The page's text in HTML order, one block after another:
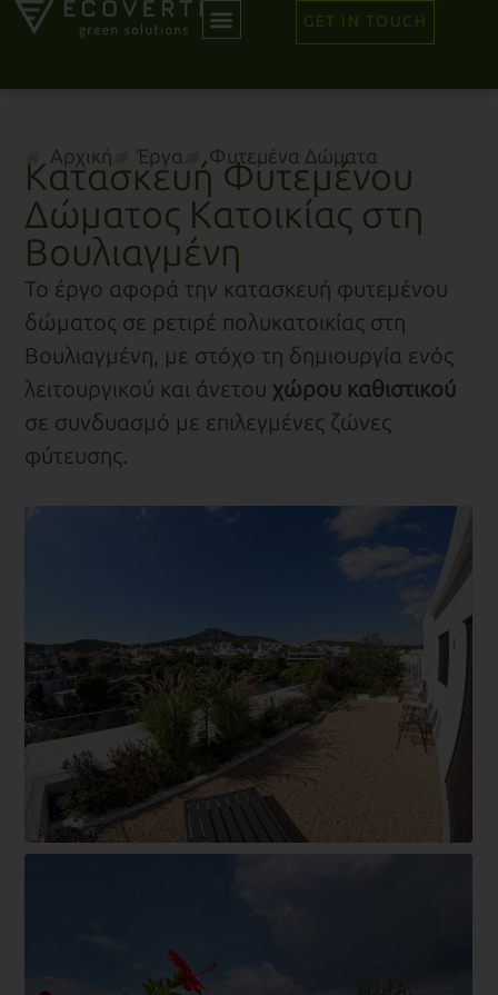
GET IN TOUCH
Αρχική Έργα Φυτεμένα Δώματα
Κατασκευή Φυτεμένου
Δώματος Κατοικίας στη
Βουλιαγμένη
Το έργο αφορά την κατασκευή φυτεμένου
δώματος σε ρετιρέ πολυκατοικίας στη
Βουλιαγμένη, με στόχο τη δημιουργία ενός
λειτουργικού και άνετου χώρου καθιστικού
σε συνδυασμό με επιλεγμένες ζώνες
φύτευσης.